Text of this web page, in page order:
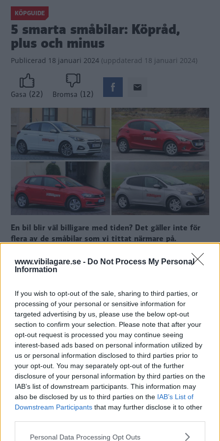
www.vibilagare.se - Do Not Process My Personal
Information
If you wish to opt-out of the sale, sharing to third parties, or
processing of your personal or sensitive information for
targeted advertising by us, please use the below opt-out
section to confirm your selection. Please note that after your
opt-out request is processed you may continue seeing
interest-based ads based on personal information utilized by
us or personal information disclosed to third parties prior to
your opt-out. You may separately opt-out of the further
disclosure of your personal information by third parties on the
IAB’s list of downstream participants. This information may
also be disclosed by us to third parties on the IAB’s List of
Downstream Participants that may further disclose it to other
Please note that this website/app uses one or more Google
Personal Data Processing Opt Outs
KÖPGUIDE
5 smarta småbilar: Köpråd,
plus och minus
Publicerad 18 januari 2024 (uppdaterad 18 januari 2024)
Gasa (22) Bromsa (12)
En bil blir väl billigare med tiden? Det gäller inte för
flera av de småbilar som vi tittat närmare på.
Text
Christian Ellmark
Fotograf
Christian Ellmark
Det här är en låst artikel.Logga inför
att fortsätta läsa.
DIGITAL PRENUMERATION
Ta del av allt material – bli